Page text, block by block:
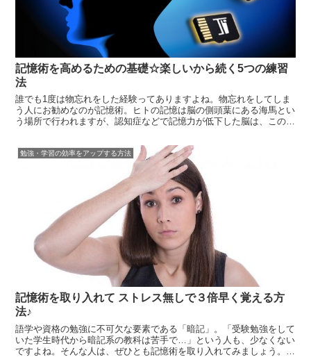
記憶術を高めるための基礎☆楽しいから続く5つの練習
法
誰でも1度は物忘れをした経験ってありますよね。物忘れをしてしま
う人にお勧めなのが記憶術。ヒトの記憶は脳の側頭葉にある海馬とい
う場所で行われますが、認知症などで記憶力が低下した脳は、この海
めた脳の機能を鍛えるトレーニングが重要。しかし、一般的に紹介さ
れている記...
勉強・学習の効率をアップする方法
記憶術を取り入れて ストレス無しで３倍早く覚える方
法♪
語学や資格の勉強に不可欠な要素である「暗記」。「受験勉強をして
いた学生時代から暗記系の教科は苦手で…」という人も、少なくない
ですよね。そんな人は、ぜひとも記憶術を取り入れてみましょう。と